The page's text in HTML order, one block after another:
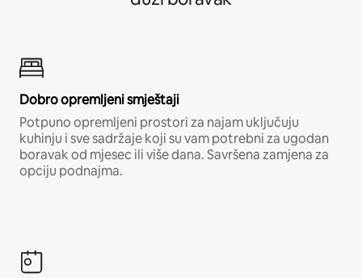
Dobro opremljeni smještaji
Potpuno opremljeni prostori za najam uključuju
kuhinju i sve sadržaje koji su vam potrebni za ugodan
boravak od mjesec ili više dana. Savršena zamjena za
opciju podnajma.